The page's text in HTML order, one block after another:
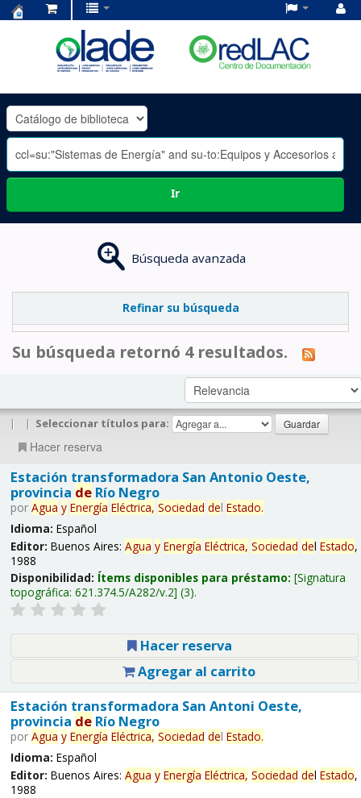
OLADE
-
Ir
Búsqueda avanzada
Refinar su búsqueda
Su búsqueda retornó 4 resultados.
| | Seleccionar títulos para:
Hacer reserva
Estación transformadora San Antonio Oeste,
provincia deRío Negro
por Agua y Energía Eléctrica, Sociedad del Estado.
Idioma: Español
Editor: Buenos Aires: Agua y Energía Eléctrica, Sociedad del Estado,
1988
Disponibilidad: Ítems disponibles para préstamo: Signatura
topográfica: 621.374.5/A282/v.2 (3).
Hacer reserva
Agregar al carrito
Estación transformadora San Antoni Oeste,
provincia deRío Negro
por Agua y Energía Eléctrica, Sociedad del Estado.
Idioma: Español
Editor: Buenos Aires: Agua y Energía Eléctrica, Sociedad del Estado,
1988